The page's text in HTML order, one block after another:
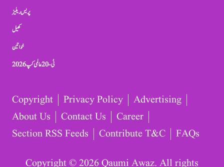
پریس ریلیز
کھیل
خواتین
ٹی-20 عالمی کپ 2026
Copyright Privacy Policy
Advertising
About Us
Contact Us
Career
Section RSS Feeds
Contribute T&C FAQs
Copyright © 2026 Qaumi Awaz. All rights